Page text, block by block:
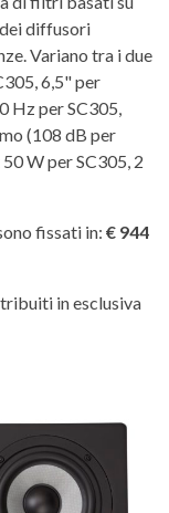
diffusori
Variano tra i due
6,5" per
Hz per SC305,
(108 dB per
W per SC305, 2
fissati in: € 944
in esclusiva